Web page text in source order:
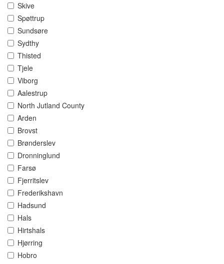
Skive
Spøttrup
Sundsøre
Sydthy
Thisted
Tjele
Viborg
Aalestrup
North Jutland County
Arden
Brovst
Brønderslev
Dronninglund
Farsø
Fjerritslev
Frederikshavn
Hadsund
Hals
Hirtshals
Hjørring
Hobro